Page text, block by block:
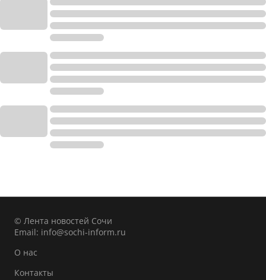
© Лента новостей Сочи
Email: info@sochi-inform.ru
О нас
Контакты